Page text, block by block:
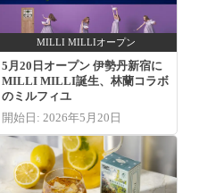
MILLI MILLIオープン
5月20日オープン 伊勢丹新宿に
MILLI MILLI誕生、林蘭コラボ
のミルフィユ
開始日: 2026年5月20日